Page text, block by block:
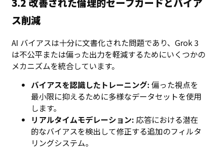
ス削減
AI バイアスは十分に文書化された問題であり、Grok 3
は不公平または偏った出力を軽減するためにいくつかの
メカニズムを統合しています。
バイアスを認識したトレーニング: 偏った視点を
最小限に抑えるために多様なデータセットを使用
します。
リアルタイムモデレーション: 応答における潜在
的なバイアスを検出して修正する追加のフィルタ
リングシステム。